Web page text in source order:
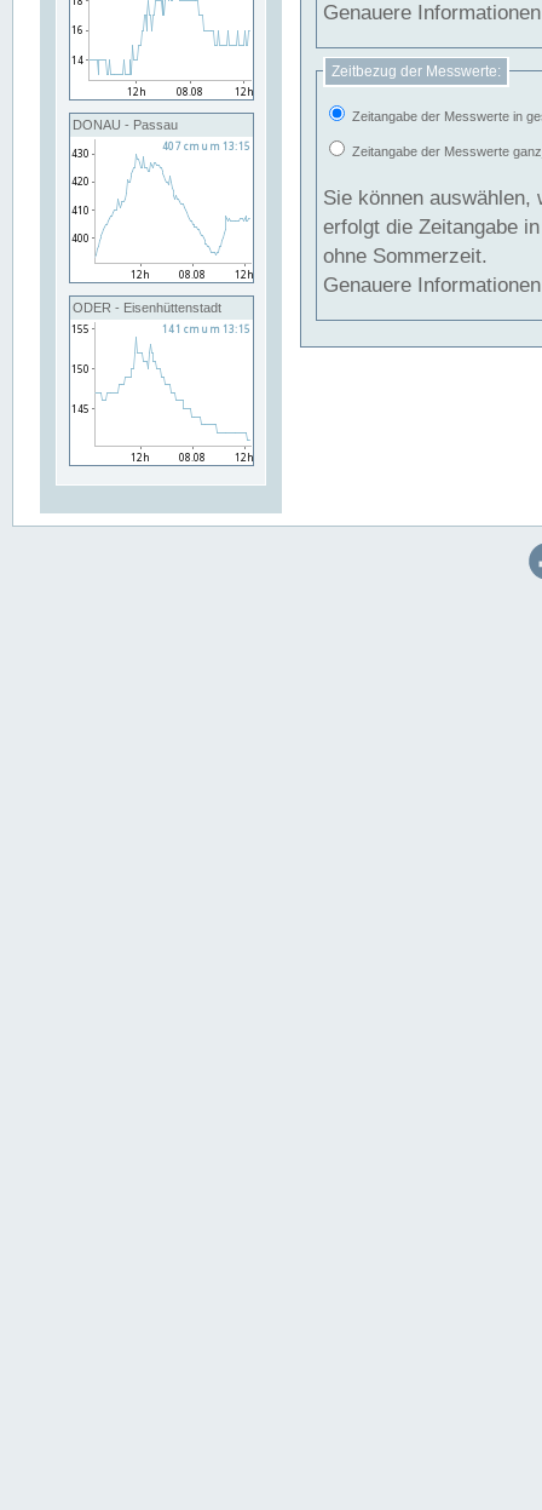
DONAU - Passau
ODER - Eisenhüttenstadt
Genauere
Zeitbezug der Messwerte:
Zeitangabe der Messwerte in
Zeitangabe der Messwerte
Sie können auswählen,
erfolgt die Zeitangabe
ohne Sommerzeit.
Genauere